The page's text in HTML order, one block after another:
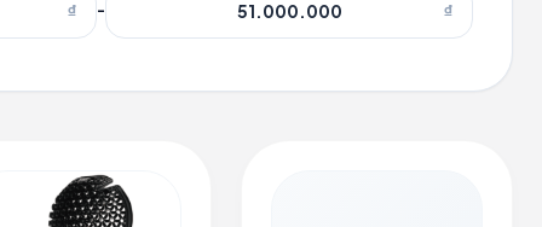
₫ - ₫